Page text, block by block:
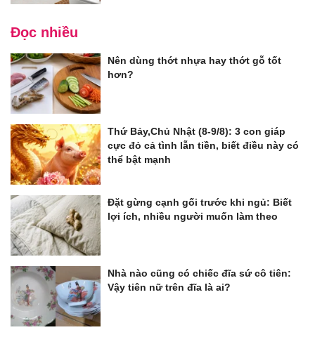
Đọc nhiều
Nên dùng thớt nhựa hay thớt gỗ tốt
hơn?
Thứ Bảy,Chủ Nhật (8-9/8): 3 con giáp
cực đỏ cả tình lẫn tiền, biết điều này có
thể bật mạnh
Đặt gừng cạnh gối trước khi ngủ: Biết
lợi ích, nhiều người muốn làm theo
Nhà nào cũng có chiếc đĩa sứ cô tiên:
Vậy tiên nữ trên đĩa là ai?